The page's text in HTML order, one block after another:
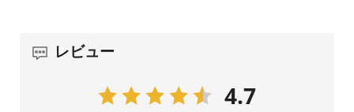
レビュー
4.7